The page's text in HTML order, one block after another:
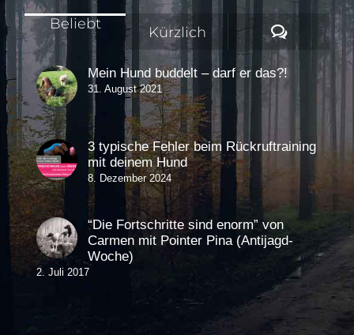
Beliebt Kürzlich
Mein Hund buddelt – darf er das?!
31. August 2021
3 typische Fehler beim Rückruftraining
mit deinem Hund
8. Dezember 2024
“Die Fortschritte sind enorm” von
Carmen mit Pointer Pina (Antijagd-
Woche)
2. Juli 2017